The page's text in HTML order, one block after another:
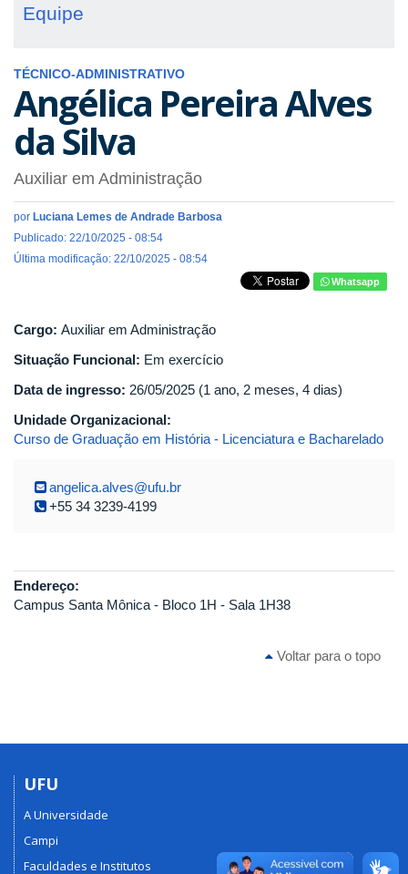
Equipe
TÉCNICO-ADMINISTRATIVO
Angélica Pereira Alves
da Silva
Auxiliar em Administração
por Luciana Lemes de Andrade Barbosa
Publicado: 22/10/2025 - 08:54
Última modificação: 22/10/2025 - 08:54
Whatsapp
Cargo: Auxiliar em Administração
Situação Funcional: Em exercício
Data de ingresso: 26/05/2025 (1 ano, 2 meses, 4 dias)
Unidade Organizacional:
Curso de Graduação em História - Licenciatura e Bacharelado
angelica.alves@ufu.br
+55 34 3239-4199
Endereço:
Campus Santa Mônica - Bloco 1H - Sala 1H38
Voltar para o topo
UFU
A Universidade
Campi
Faculdades e Institutos